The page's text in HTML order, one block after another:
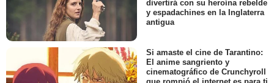
divertirá con su heroína rebelde
y espadachines en la Inglaterra
antigua
Si amaste el cine de Tarantino:
El anime sangriento y
cinematográfico de Crunchyroll